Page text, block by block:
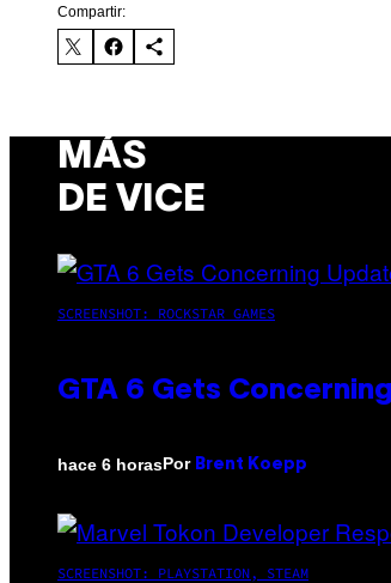
Compartir:
MÁS
DE VICE
SCREENSHOT: ROCKSTAR GAMES
GTA 6 Gets
hace 6 horasPor Brent Koepp
SCREENSHOT: PLAYSTATION, STEAM